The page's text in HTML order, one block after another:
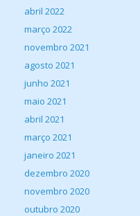
abril 2022
março 2022
novembro 2021
agosto 2021
junho 2021
maio 2021
abril 2021
março 2021
janeiro 2021
dezembro 2020
novembro 2020
outubro 2020